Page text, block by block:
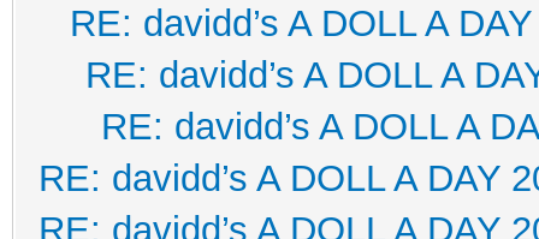
RE: davidd’s A DOLL A
RE: davidd’s A DOLL A
RE: davidd’s A DOLL A
RE: davidd’s A DOLL A DAY
RE: davidd’s A DOLL A DAY